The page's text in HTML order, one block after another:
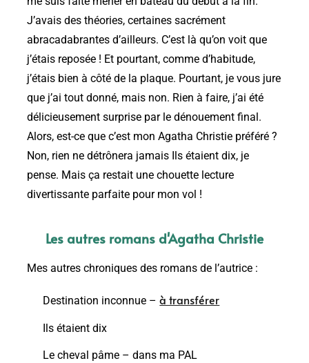
J’avais des théories, certaines sacrément
abracadabrantes d’ailleurs. C’est là qu’on voit que
j’étais reposée ! Et pourtant, comme d’habitude,
j’étais bien à côté de la plaque. Pourtant, je vous jure
que j’ai tout donné, mais non. Rien à faire, j’ai été
délicieusement surprise par le dénouement final.
Alors, est-ce que c’est mon Agatha Christie préféré ?
Non, rien ne détrônera jamais Ils étaient dix, je
pense. Mais ça restait une chouette lecture
divertissante parfaite pour mon vol !
Les autres romans d'Agatha Christie
Mes autres chroniques des romans de l’autrice :
Destination inconnue –à transférer
Ils étaient dix
Le cheval pâme – dans ma PAL